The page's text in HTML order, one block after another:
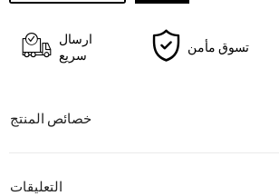
ارسال
سريع
تسوق مأمن
خصائص المنتج
التعليقات